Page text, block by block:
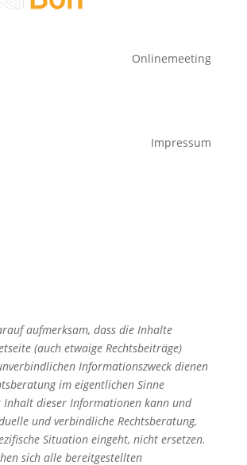
Onlinemeeting
Impressum
aufmerksam, dass die Inhalte
(auch etwaige Rechtsbeiträge)
Informationszweck dienen
im eigentlichen Sinne
Inhalt dieser Informationen kann und
und verbindliche Rechtsberatung,
Situation eingeht, nicht ersetzen.
sich alle bereitgestellten